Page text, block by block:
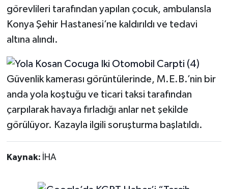
görevlileri tarafından yapılan çocuk, ambulansla
Konya Şehir Hastanesi’ne kaldırıldı ve tedavi
altına alındı.
Güvenlik kamerası görüntülerinde, M.E.B.’nin bir
anda yola koştuğu ve ticari taksi tarafından
çarpılarak havaya fırladığı anlar net şekilde
görülüyor. Kazayla ilgili soruşturma başlatıldı.
Kaynak: İHA